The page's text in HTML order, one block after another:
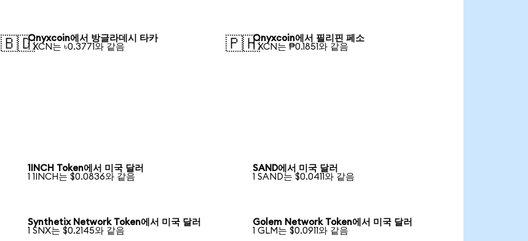
🇧🇩Onyxcoin에서 방글라데시 타카
1 XCN는 ৳0.3771와 같음
🇵🇭Onyxcoin에서 필리핀 페소
1 XCN는 ₱0.1851와 같음
1INCH Token에서 미국 달러
1 1INCH는 $0.0836와 같음
SAND에서 미국 달러
1 SAND는 $0.0411와 같음
Synthetix Network Token에서 미국 달러
1 SNX는 $0.2145와 같음
Golem Network Token에서 미국 달러
1 GLM는 $0.0911와 같음